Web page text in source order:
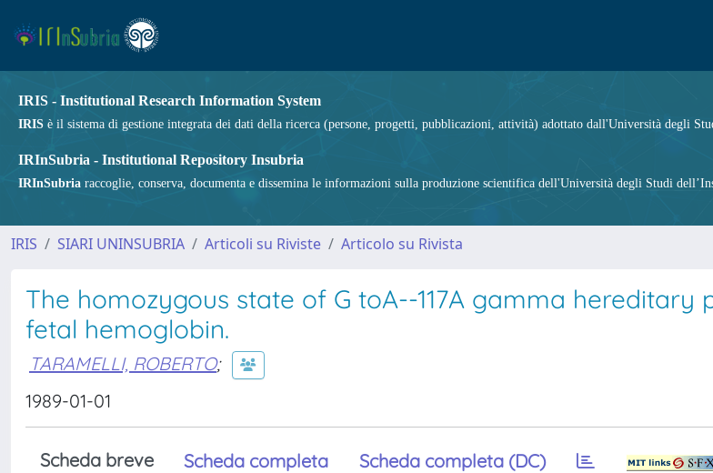
IRIS - Institutional Research Information System
IRIS è il sistema di gestione integrata dei dati della ricerca (persone, progetti, pubblicazioni, attività) adottato dall'Università degli
IRInSubria - Institutional Repository Insubria
IRInSubria raccoglie, conserva, documenta e dissemina le informazioni sulla produzione scientifica dell'Università degli Studi
IRIS SIARI UNINSUBRIA Articoli su Riviste Articolo su Rivista
The homozygous state of G toA--117A gamma hereditary
fetal hemoglobin.
TARAMELLI, ROBERTO;
1989-01-01
Scheda breve Scheda completa Scheda completa (DC)